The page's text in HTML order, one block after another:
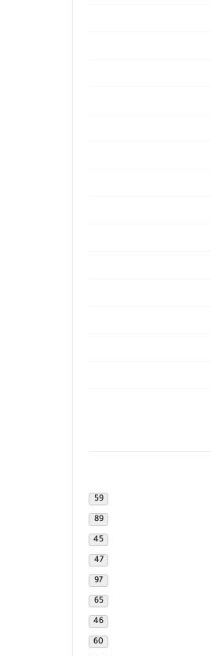
59
89
45
47
97
65
46
60